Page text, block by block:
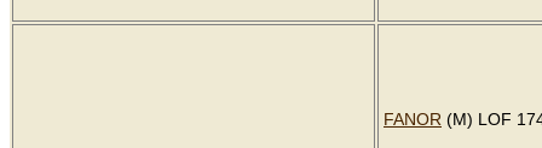
FANOR (M) LOF